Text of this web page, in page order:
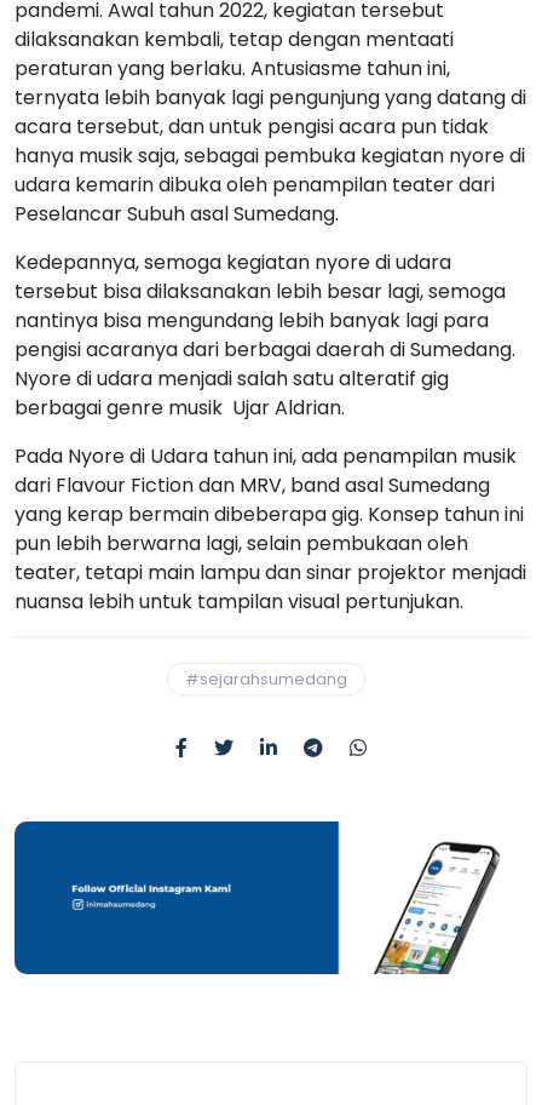
pandemi. Awal tahun 2022, kegiatan tersebut
dilaksanakan kembali, tetap dengan mentaati
peraturan yang berlaku. Antusiasme tahun ini,
ternyata lebih banyak lagi pengunjung yang datang di
acara tersebut, dan untuk pengisi acara pun tidak
hanya musik saja, sebagai pembuka kegiatan nyore di
udara kemarin dibuka oleh penampilan teater dari
Peselancar Subuh asal Sumedang.
Kedepannya, semoga kegiatan nyore di udara
tersebut bisa dilaksanakan lebih besar lagi, semoga
nantinya bisa mengundang lebih banyak lagi para
pengisi acaranya dari berbagai daerah di Sumedang.
Nyore di udara menjadi salah satu alteratif gig
berbagai genre musik Ujar Aldrian.
Pada Nyore di Udara tahun ini, ada penampilan musik
dari Flavour Fiction dan MRV, band asal Sumedang
yang kerap bermain dibeberapa gig. Konsep tahun ini
pun lebih berwarna lagi, selain pembukaan oleh
teater, tetapi main lampu dan sinar projektor menjadi
nuansa lebih untuk tampilan visual pertunjukan.
#sejarahsumedang